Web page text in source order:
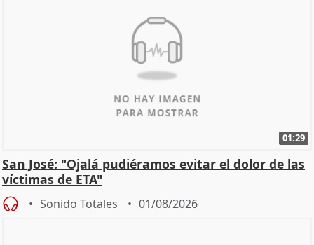
01:29
San José: "Ojalá pudiéramos evitar el dolor de las
víctimas de ETA"
Sonido Totales 01/08/2026